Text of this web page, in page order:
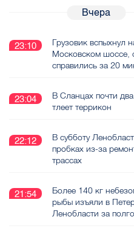
Вчера
23:10
Грузовик вспыхнул
Московском шоссе,
справились за 20
23:04
В Сланцах почти
тлеет террикон
22:12
В субботу
пробках из-за
трассах
21:54
Более 140 кг
рыбы изъяли в
Ленобласти за